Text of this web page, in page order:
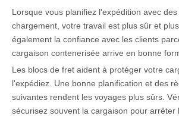
Lorsque vous planifiez l'expédition avec des
chargement, votre travail est plus sûr et
également la confiance avec les clients
cargaison contenerisée arrive en bonne
Les blocs de fret aident à protéger votre
l'expédiez. Une bonne planification et des
suivantes rendent les voyages plus sûrs.
sécurisez souvent la cargaison pour arrêter